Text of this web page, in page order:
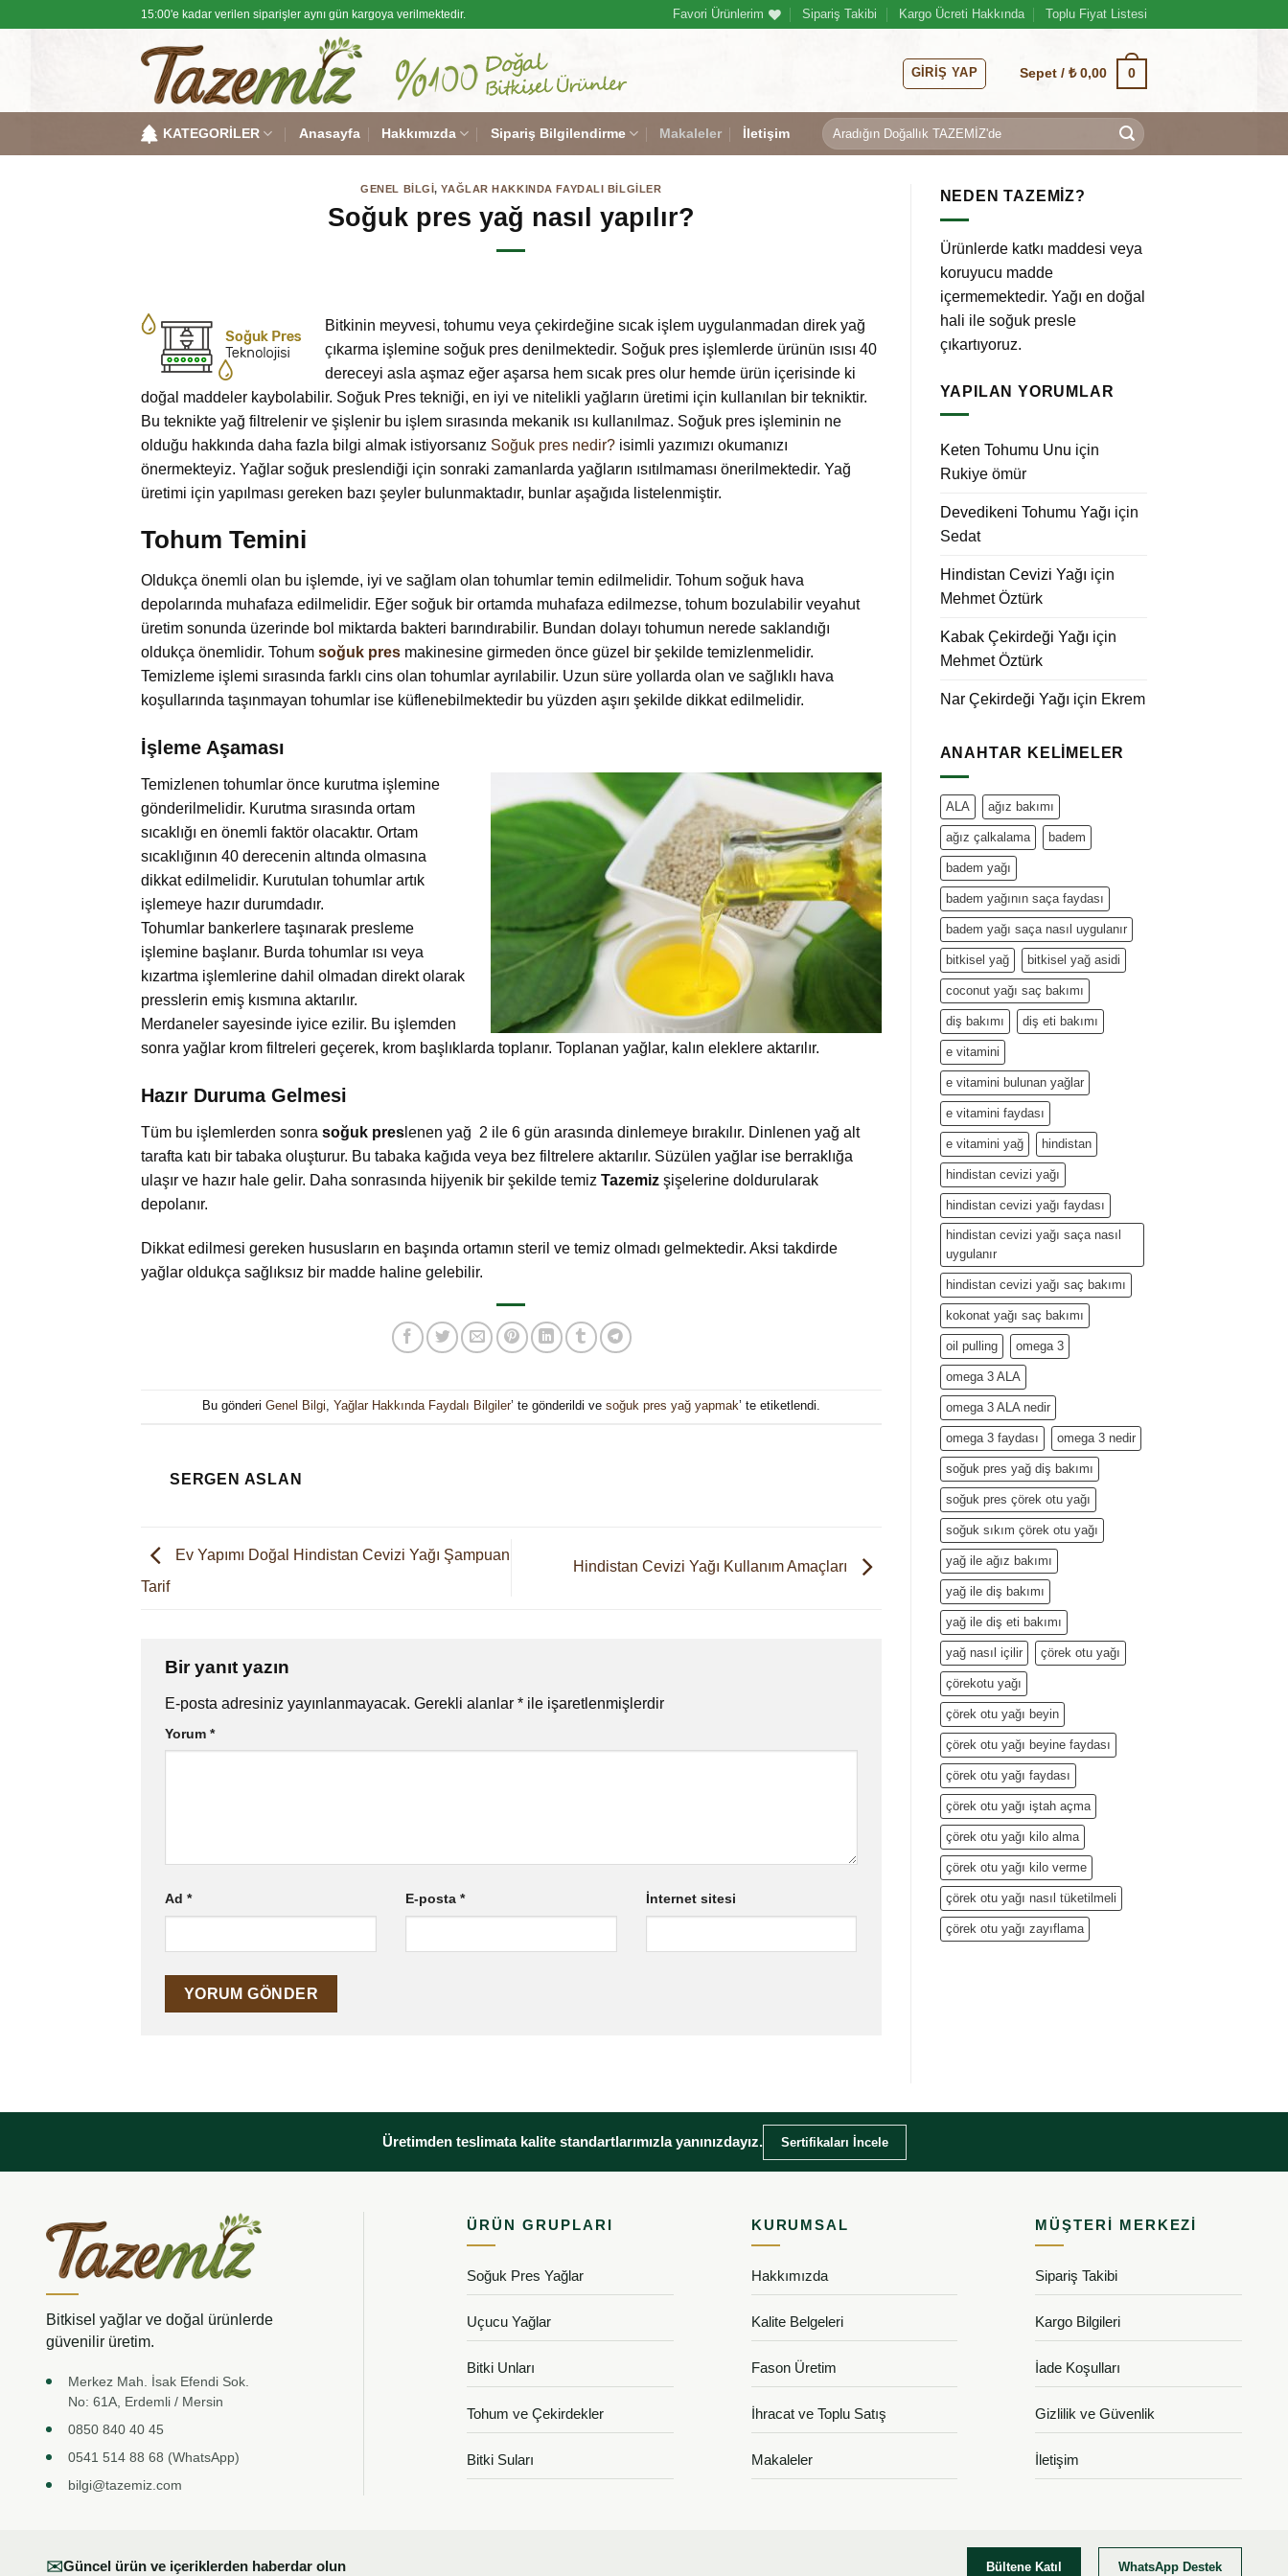
15:00'e kadar verilen siparişler aynı gün kargoya verilmektedir. Favori Ürünlerim Sipariş Takibi Kargo Ücreti Hakkında Toplu Fiyat Listesi
GIRIŞ YAP Sepet /₺0,00 0
KATEGORİLER Anasayfa Hakkımızda Sipariş Bilgilendirme Makaleler İletişim
Ara:
GENEL BILGI,YAĞLAR HAKKINDA FAYDALI BILGILER
Soğuk pres yağ nasıl yapılır?
Bitkinin meyvesi, tohumu veya çekirdeğine sıcak işlem uygulanmadan direk yağ
çıkarma işlemine soğuk pres denilmektedir. Soğuk pres işlemlerde ürünün ısısı 40
dereceyi asla aşmaz eğer aşarsa hem sıcak pres olur hemde ürün içerisinde ki
doğal maddeler kaybolabilir. Soğuk Pres tekniği, en iyi ve nitelikli yağların üretimi için kullanılan bir tekniktir.
Bu teknikte yağ filtrelenir ve şişlenir bu işlem sırasında mekanik ısı kullanılmaz. Soğuk pres işleminin ne
olduğu hakkında daha fazla bilgi almak istiyorsanız Soğuk pres nedir? isimli yazımızı okumanızı
önermekteyiz. Yağlar soğuk preslendiği için sonraki zamanlarda yağların ısıtılmaması önerilmektedir. Yağ
üretimi için yapılması gereken bazı şeyler bulunmaktadır, bunlar aşağıda listelenmiştir.
Tohum Temini
Oldukça önemli olan bu işlemde, iyi ve sağlam olan tohumlar temin edilmelidir. Tohum soğuk hava
depolarında muhafaza edilmelidir. Eğer soğuk bir ortamda muhafaza edilmezse, tohum bozulabilir veyahut
üretim sonunda üzerinde bol miktarda bakteri barındırabilir. Bundan dolayı tohumun nerede saklandığı
oldukça önemlidir. Tohum soğuk pres makinesine girmeden önce güzel bir şekilde temizlenmelidir.
Temizleme işlemi sırasında farklı cins olan tohumlar ayrılabilir. Uzun süre yollarda olan ve sağlıklı hava
koşullarında taşınmayan tohumlar ise küflenebilmektedir bu yüzden aşırı şekilde dikkat edilmelidir.
İşleme Aşaması
Temizlenen tohumlar önce kurutma işlemine
gönderilmelidir. Kurutma sırasında ortam
sıcaklığı en önemli faktör olacaktır. Ortam
sıcaklığının 40 derecenin altında olmasına
dikkat edilmelidir. Kurutulan tohumlar artık
işlemeye hazır durumdadır.
Tohumlar bankerlere taşınarak presleme
işlemine başlanır. Burda tohumlar ısı veya
kızartma işlemlerine dahil olmadan direkt olarak
presslerin emiş kısmına aktarılır.
Merdaneler sayesinde iyice ezilir. Bu işlemden
sonra yağlar krom filtreleri geçerek, krom başlıklarda toplanır. Toplanan yağlar, kalın eleklere aktarılır.
Hazır Duruma Gelmesi
Tüm bu işlemlerden sonra soğuk pres lenen yağ 2 ile 6 gün arasında dinlemeye bırakılır. Dinlenen yağ alt
tarafta katı bir tabaka oluşturur. Bu tabaka kağıda veya bez filtrelere aktarılır. Süzülen yağlar ise berraklığa
ulaşır ve hazır hale gelir. Daha sonrasında hijyenik bir şekilde temiz Tazemiz şişelerine doldurularak
depolanır.
Dikkat edilmesi gereken hususların en başında ortamın steril ve temiz olmadı gelmektedir. Aksi takdirde
yağlar oldukça sağlıksız bir madde haline gelebilir.
Bu gönderi Genel Bilgi Yağlar Hakkında Faydalı Bilgiler’ te gönderildi ve soğuk pres yağ yapmak’ te etiketlendi.
SERGEN ASLAN
Ev Yapımı Doğal Hindistan Cevizi Yağı Şampuan
Tarif
Hindistan Cevizi Yağı Kullanım Amaçları
Bir yanıt yazın
E-posta adresiniz yayınlanmayacak. Gerekli alanlar * ile işaretlenmişlerdir
Yorum *
Ad * E-posta * İnternet sitesi
NEDEN TAZEMİZ?
Ürünlerde katkı maddesi veya
koruyucu madde
içermemektedir. Yağı en doğal
hali ile soğuk presle
çıkartıyoruz.
YAPILAN YORUMLAR
Keten Tohumu Unu için
Rukiye ömür
Devedikeni Tohumu Yağı için
Sedat
Hindistan Cevizi Yağı için
Mehmet Öztürk
Kabak Çekirdeği Yağı için
Mehmet Öztürk
Nar Çekirdeği Yağı için Ekrem
ANAHTAR KELIMELER
ALA ağız bakımı
ağız çalkalama badem
badem yağı
badem yağının saça faydası
badem yağı saça nasıl uygulanır
bitkisel yağ bitkisel yağ asidi
coconut yağı saç bakımı
diş bakımı diş eti bakımı
e vitamini
e vitamini bulunan yağlar
e vitamini faydası
e vitamini yağ hindistan
hindistan cevizi yağı
hindistan cevizi yağı faydası
hindistan cevizi yağı saça nasıl
uygulanır
hindistan cevizi yağı saç bakımı
kokonat yağı saç bakımı
oil pulling omega 3
omega 3 ALA
omega 3 ALA nedir
omega 3 faydası omega 3 nedir
soğuk pres yağ diş bakımı
soğuk pres çörek otu yağı
soğuk sıkım çörek otu yağı
yağ ile ağız bakımı
yağ ile diş bakımı
yağ ile diş eti bakımı
yağ nasıl içilir çörek otu yağı
çörekotu yağı
çörek otu yağı beyin
çörek otu yağı beyine faydası
çörek otu yağı faydası
çörek otu yağı iştah açma
çörek otu yağı kilo alma
çörek otu yağı kilo verme
çörek otu yağı nasıl tüketilmeli
çörek otu yağı zayıflama
Üretimden teslimata kalite standartlarımızla yanınızdayız. Sertifikaları İncele
Bitkisel yağlar ve doğal ürünlerde
güvenilir üretim.
Merkez Mah. İsak Efendi Sok.
No: 61A, Erdemli / Mersin
0850 840 40 45
0541 514 88 68 (WhatsApp)
bilgi@tazemiz.com
ÜRÜN GRUPLARI
Soğuk Pres Yağlar
Uçucu Yağlar
Bitki Unları
Tohum ve Çekirdekler
Bitki Suları
KURUMSAL
Hakkımızda
Kalite Belgeleri
Fason Üretim
İhracat ve Toplu Satış
Makaleler
MÜŞTERI MERKEZI
Sipariş Takibi
Kargo Bilgileri
İade Koşulları
Gizlilik ve Güvenlik
İletişim
✉Güncel ürün ve içeriklerden haberdar olun Bültene Katıl WhatsApp Destek